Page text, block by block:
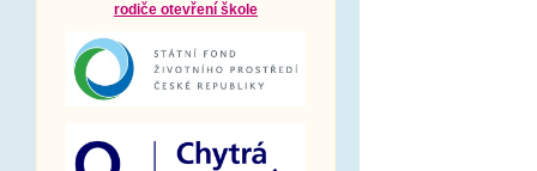
rodiče otevření škole